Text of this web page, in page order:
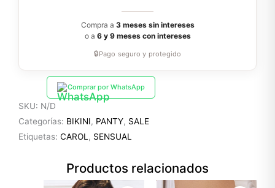
Compra a 3 meses sin intereses
o a 6 y 9 meses con intereses
🔒Pago seguro y protegido
Comprar por WhatsApp
SKU: N/D
Categorías: BIKINI, PANTY, SALE
Etiquetas: CAROL , SENSUAL
Productos relacionados
El
El